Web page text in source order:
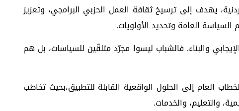
يهدف إلى ترسيخ ثقافة العمل الحزبي البرامجي، وتعزيز
العامة وتحديد الأولويات.
والبناء. فالشباب ليسوا مجرّد متلقّين للسياسات، بل هم
العام إلى الحلول الواقعية القابلة للتطبيق،بحيث تخاطب
والتعليم، والخدمات.